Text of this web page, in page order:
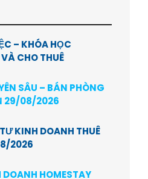
– KHÓA HỌC
CHO THUÊ
SÂU – BÁN PHÒNG
29/08/2026
KINH DOANH THUÊ
2026
HOMESTAY